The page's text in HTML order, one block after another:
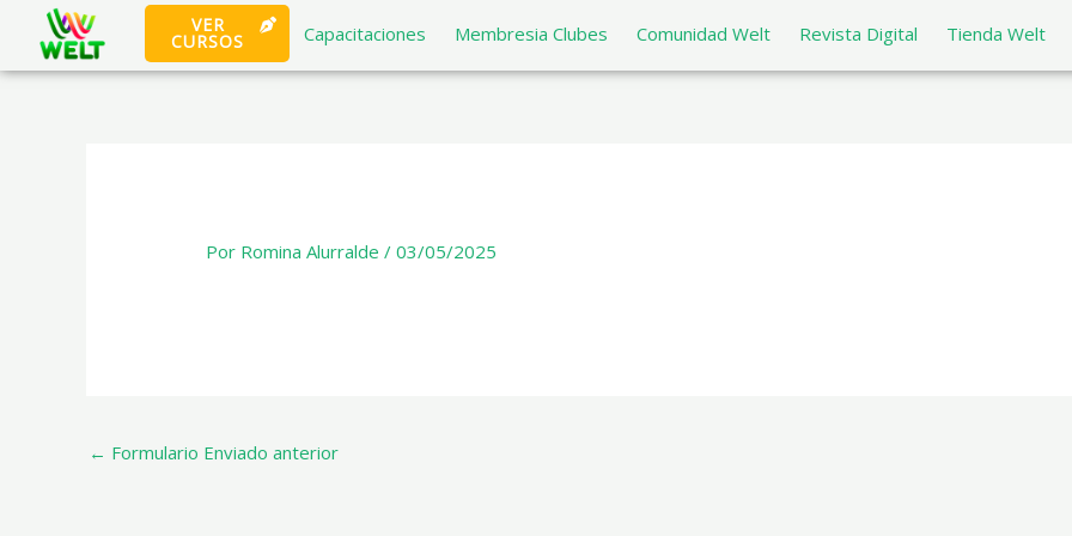
contenido
VER
CURSOS Capacitaciones Membresia Clubes Comunidad Welt Revista Digital Tienda Welt
Por Romina Alurralde/03/05/2025
← Formulario Enviado anterior